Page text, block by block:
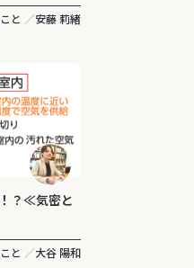
と 安藤 莉緒
？≪気密と
と 大谷 陽和